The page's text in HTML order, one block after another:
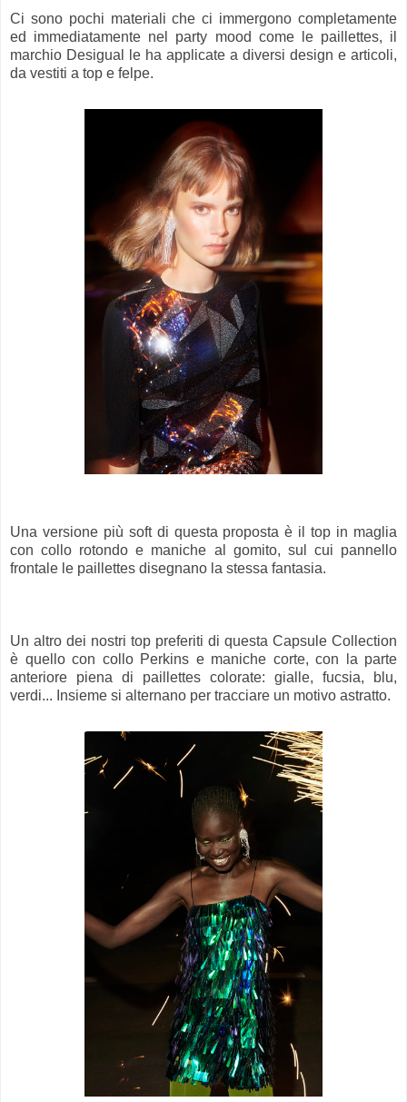
Ci sono pochi materiali che ci immergono completamente
ed immediatamente nel party mood come le paillettes, il
marchio Desigual le ha applicate a diversi design e articoli,
da vestiti a top e felpe.
Una versione più soft di questa proposta è il top in maglia
con collo rotondo e maniche al gomito, sul cui pannello
frontale le paillettes disegnano la stessa fantasia.
Un altro dei nostri top preferiti di questa Capsule Collection
è quello con collo Perkins e maniche corte, con la parte
anteriore piena di paillettes colorate: gialle, fucsia, blu,
verdi... Insieme si alternano per tracciare un motivo astratto.